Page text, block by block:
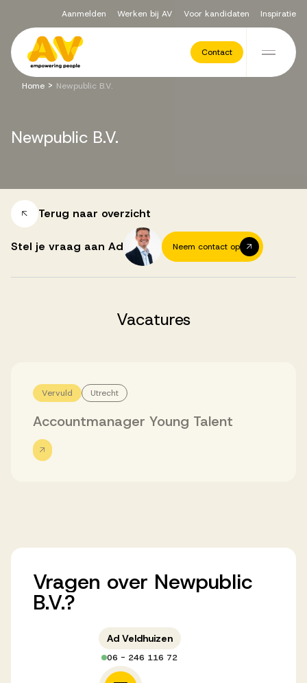
Ga naar de inhoud
Aanmelden Werken bij AV Voor kandidaten Inspiratie
Contact
Voor opdrachtgevers
Recruitment Services
Vacatures
Successen
Succesverhalen
Ons team
Werken bij AV
Home > Newpublic B.V.
Newpublic B.V.
Terug naar overzicht
Stel je vraag aan Ad Neem contact op
Vacatures
Vervuld Utrecht
Accountmanager Young Talent
Vragen over Newpublic
B.V.?
Ad Veldhuizen
06 - 246 116 72